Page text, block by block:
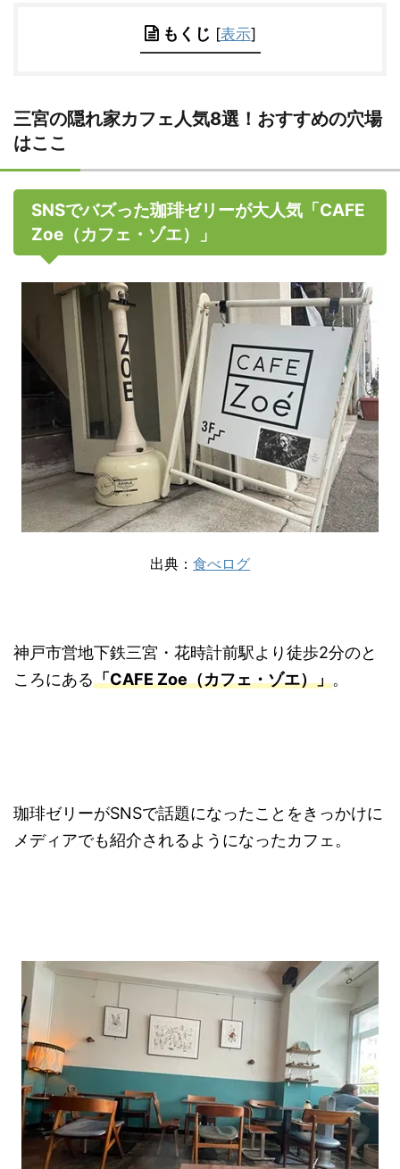
もくじ [表示]
三宮の隠れ家カフェ人気8選！おすすめの穴場
はここ
SNSでバズった珈琲ゼリーが大人気「CAFE
Zoe（カフェ・ゾエ）」
出典： 食べログ
神戸市営地下鉄三宮・花時計前駅より徒歩2分のと
ころにある「CAFE Zoe（カフェ・ゾエ）」。
珈琲ゼリーがSNSで話題になったことをきっかけに
メディアでも紹介されるようになったカフェ。